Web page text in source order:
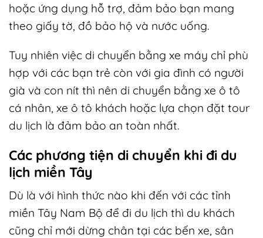
hoặc ứng dụng hỗ trợ, đảm bảo bạn mang
theo giấy tờ, đồ bảo hộ và nước uống.
Tuy nhiên việc di chuyển bằng xe máy chỉ phù
hợp với các bạn trẻ còn với gia đình có người
già và con nít thì nên di chuyển bằng xe ô tô
cá nhân, xe ô tô khách hoặc lựa chọn đặt tour
du lịch là đảm bảo an toàn nhất.
Các phương tiện di chuyển khi đi du
lịch miền Tây
Dù là với hình thức nào khi đến với các tỉnh
miền Tây Nam Bộ để đi du lịch thì du khách
cũng chỉ mới dừng chân tại các bến xe, sân